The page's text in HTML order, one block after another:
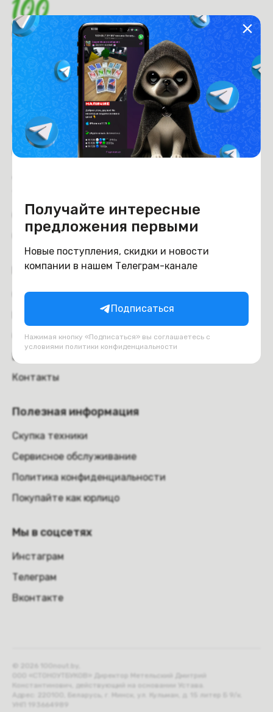
Получайте интересные
предложения первыми
Новые поступления, скидки и новости
компании в нашем Телеграм-канале
Подписаться
Нажимая кнопку «Подписаться» вы соглашаетесь с
условиями политики конфиденциальности
Время работы с 9:00 до 21:00
г. Минск, пр-т. Независимости, д.94
Рейтинг магазина:
4.6 из 5
Покупателям
Оплата
Отзывы
Обмен и возврат
Компания
О компании
Оферта
Блог
Контакты
Полезная информация
Скупка техники
Сервисное обслуживание
Политика конфиденциальности
Покупайте как юрлицо
Мы в соцсетях
Инстаграм
Телеграм
Вконтакте
ООО «СТОНОУТБУКОВ» Директор Метельский Дмитрий
Константинович, действующий на основании Устава.
Адрес: 220100, Беларусь, г. Минск, ул. Кульман, д. 15 литер Б 9/к.